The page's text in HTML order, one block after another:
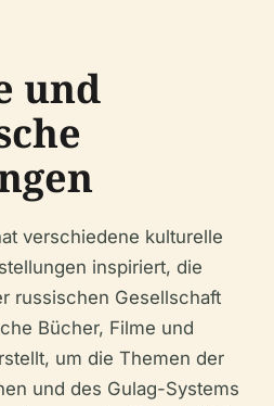
und
verschiedene kulturelle
inspiriert, die
russischen Gesellschaft
Bücher, Filme und
um die Themen der
und des Gulag-Systems